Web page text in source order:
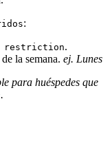
:
restriction.
la semana. ej. Lunes
para huéspedes que
.